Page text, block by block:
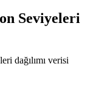
Seviyeleri
dağılımı verisi